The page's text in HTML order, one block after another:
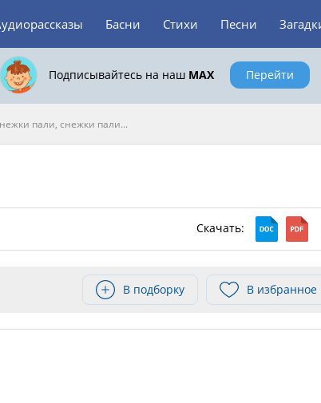
Басни Стихи Песни
Подписывайтесь на наш MAX Перейти
пали, снежки пали...
Скачать:
В подборку В избранное